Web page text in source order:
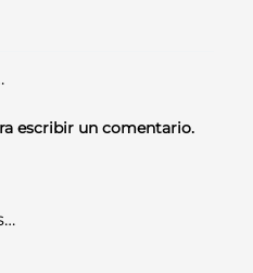
escribir un comentario.